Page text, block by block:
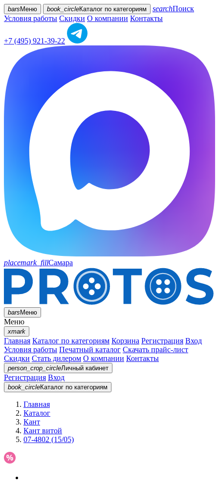
bars Меню book_circleКаталог по категориям searchПоиск
Условия работы Скидки О компании Контакты
+7 (495) 921-39-22
placemark_fillСамара
barsМеню
Меню
xmark
Главная Каталог по категориям Корзина Регистрация Вход
Условия работы Печатный каталог Скачать прайс-лист
Скидки Стать дилером О компании Контакты
person_crop_circleЛичный кабинет
Регистрация Вход
book_circleКаталог по категориям
Главная
Каталог
Кант
Кант витой
07-4802 (15/05)